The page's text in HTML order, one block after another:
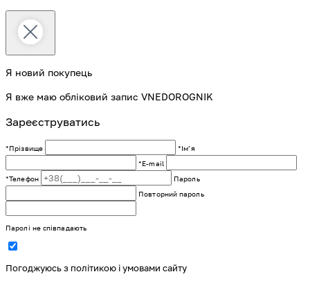
Я новий покупець
Я вже маю обліковий запис VNEDOROGNIK
Зареєструватись
*Прізвище
*Імʼя
*E-mail
*Телефон
Пароль
Повторний пароль
Паролі не співпадають
Погоджуюсь з політикою і умовами сайту